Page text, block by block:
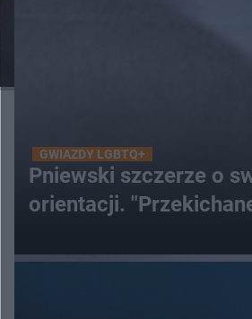
GWIAZDY LGBTQ+
Pniewski szczerze o
orientacji.